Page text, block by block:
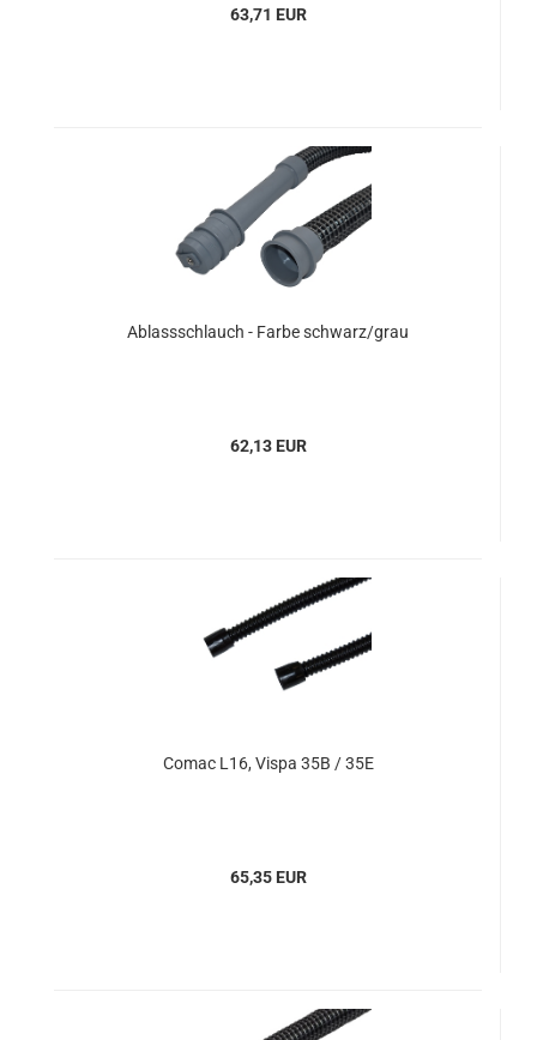
63,71 EUR
Ablassschlauch - Farbe schwarz/grau
62,13 EUR
Comac L16, Vispa 35B / 35E
65,35 EUR